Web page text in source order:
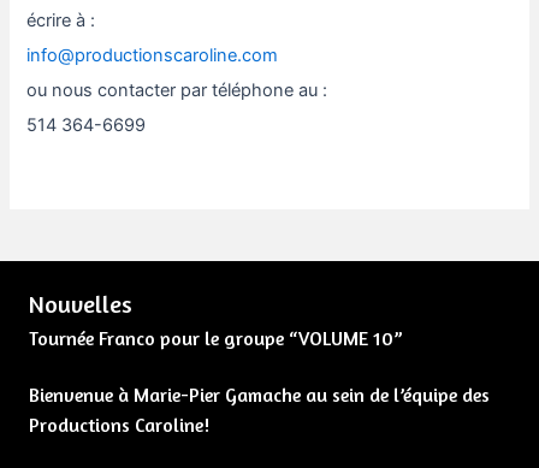
écrire à :
info@productionscaroline.com
ou nous contacter par téléphone au :
514 364-6699
Nouvelles
Tournée Franco pour le groupe “VOLUME 10”
Bienvenue à Marie-Pier Gamache au sein de l’équipe des
Productions Caroline!